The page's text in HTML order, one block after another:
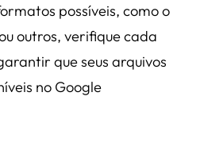
possíveis, como o
outros, verifique cada
que seus arquivos
no Google